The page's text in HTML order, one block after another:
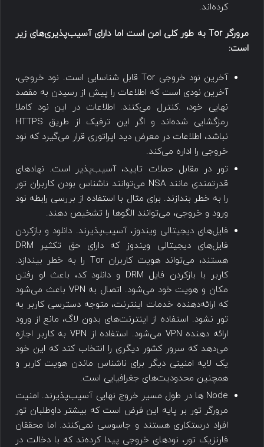
کرده‌اند.
مرورگر Tor به طور کلی امن است اما دارای آسیب‌پذیری‌های زیر
است:
آخرین نود خروجی Tor قابل شناسایی است. نود خروجی،
آخرین نودی است که اطلاعات را پیش از رسیدن به مقصد
نهایی خود، .کنترل می‌کنند. اطلاعات در این نود کاملا
رمزگشایی شده‌اند و اگر این ترفیک از طریق HTTPS
نباشد، اطلاعات در معرض دید اپراتوری قرار می‌گیرد که نود
خروجی را اداره می‌کند.
تور در مقابل حملات تایید، آسیب‌پذیر است. نهادهای
قدرتمندی مانند NSA می‌توانند ناشناس بودن کاربران تور
را به خطر بندازند. برای مثال با استفاده از بررسی رابطه نود
ورود و خروجی، می‌توانند الگوها را تشخیص دهند.
فایل‌های دیجیتالی ویندوز، آسیب‌پذیرند. دانلود و بازکردن
فایل‌های دیجیتالی ویندوز که دارای حق تکثیر DRM
هستند، می‌تواند هویت کاربران Tor را به خطر بیندازد.
کاربر با بازکردن فایل DRM و دانلود کد، باعث لو رفتن
مکان و هویت خود می‌شود. اتصال به VPN باعث می‌شود
که ارائه‌دهنده خدمات اینترنت، متوجه دسترسی کاربر به
تور نشود. استفاده از اینترنت‌های بدون لاگ، مانع از ورود
ارائه دهنده VPN می‌شود. استفاده از VPN به کاربر اجازه
می‌دهد که سرور کشور دیگری را انتخاب کند که این خود
یک لایه امنیتی دیگر برای ناشناس ماندن هویت کاربر و
همچنین محدودیت‌های جغرافیایی است.
Node ها در طول مسیر خروج نهایی آسیب‌پذیرند. امنیت
مرورگر تور بر پایه این فرض است که بیشتر داوطلبان تور
افراد درستکاری هستند و جاسوسی نمی‌کنند. اما محققان
فارنزیک تور، نودهای خروجی پیدا کرده‌ند که با دخالت در